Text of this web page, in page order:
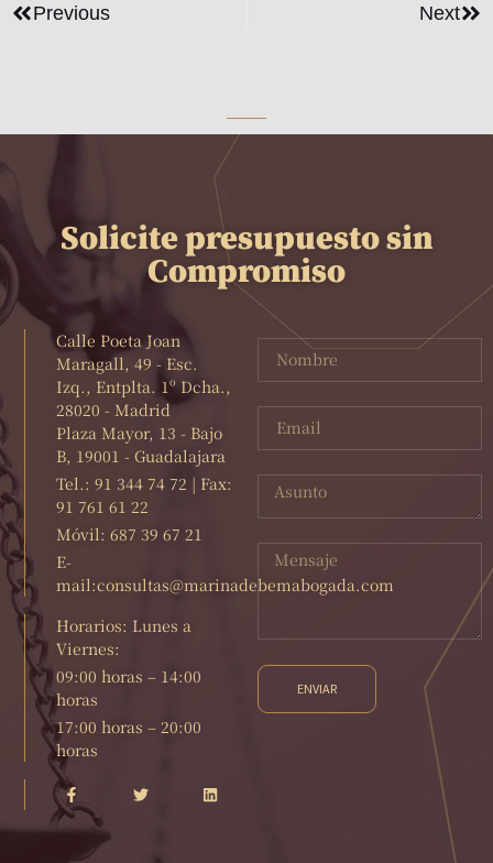
Previous Next
Solicite presupuesto sin
Compromiso
Calle Poeta Joan
Maragall, 49 - Esc.
Izq., Entplta. 1º Dcha.,
28020 - Madrid
Plaza Mayor, 13 - Bajo
B, 19001 - Guadalajara
Tel.: 91 344 74 72 | Fax:
91 761 61 22
Móvil: 687 39 67 21
E-
mail:consultas@marinadebemabogada.com
Horarios: Lunes a
Viernes:
09:00 horas – 14:00
horas
17:00 horas – 20:00
horas
ENVIAR